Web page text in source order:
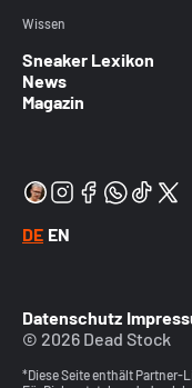
Wissen
Sneaker Lexikon
News
Magazin
DE EN
Datenschutz
© 2026 Dead Stock
*Diese Seite enthält Partner-